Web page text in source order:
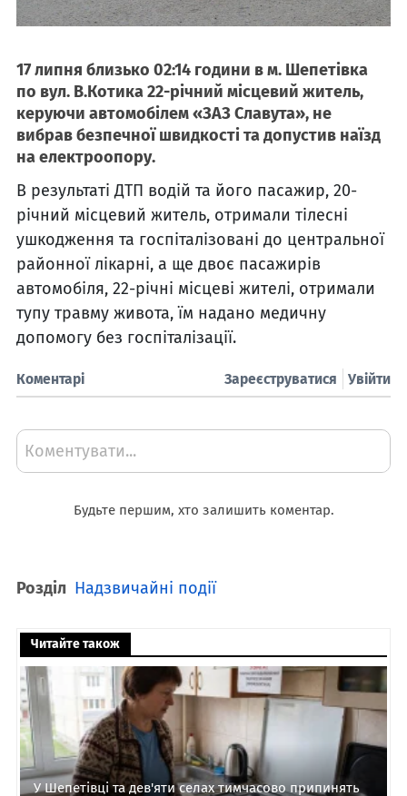
17 липня близько 02:14 години в м. Шепетівка
по вул. В.Котика 22-річний місцевий житель,
керуючи автомобілем «ЗАЗ Славута», не
вибрав безпечної швидкості та допустив наїзд
на електроопору.
В результаті ДТП водій та його пасажир, 20-
річний місцевий житель, отримали тілесні
ушкодження та госпіталізовані до центральної
районної лікарні, а ще двоє пасажирів
автомобіля, 22-річні місцеві жителі, отримали
тупу травму живота, їм надано медичну
допомогу без госпіталізації.
Коментарі Увійти
Зареєструватися
Коментувати...
Будьте першим, хто залишить коментар.
Розділ Надзвичайні події
Читайте також
У Шепетівці та дев'яти селах тимчасово припинять